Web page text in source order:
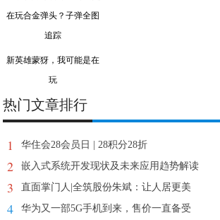
新英雄蒙犽，我可能是在
玩
热门文章排行
1 华住会28会员日 | 28积分28折
2 嵌入式系统开发现状及未来应用趋势解读
3 直面掌门人|全筑股份朱斌：让人居更美
4 华为又一部5G手机到来，售价一直备受